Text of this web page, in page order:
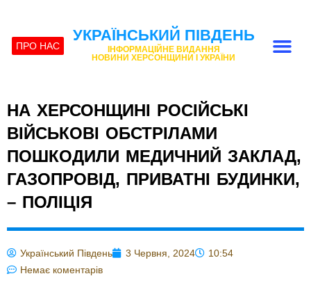
ПРО НАС
УКРАЇНСЬКИЙ ПІВДЕНЬ
ІНФОРМАЦІЙНЕ ВИДАННЯ
НОВИНИ ХЕРСОНЩИНИ І УКРАЇНИ
НА ХЕРСОНЩИНІ РОСІЙСЬКІ
ВІЙСЬКОВІ ОБСТРІЛАМИ
ПОШКОДИЛИ МЕДИЧНИЙ ЗАКЛАД,
ГАЗОПРОВІД, ПРИВАТНІ БУДИНКИ,
– ПОЛІЦІЯ
Український Південь 3 Червня, 2024
10:54
Немає коментарів